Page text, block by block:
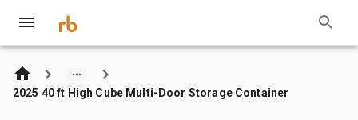
2025 40 ft High Cube Multi-Door Storage Container